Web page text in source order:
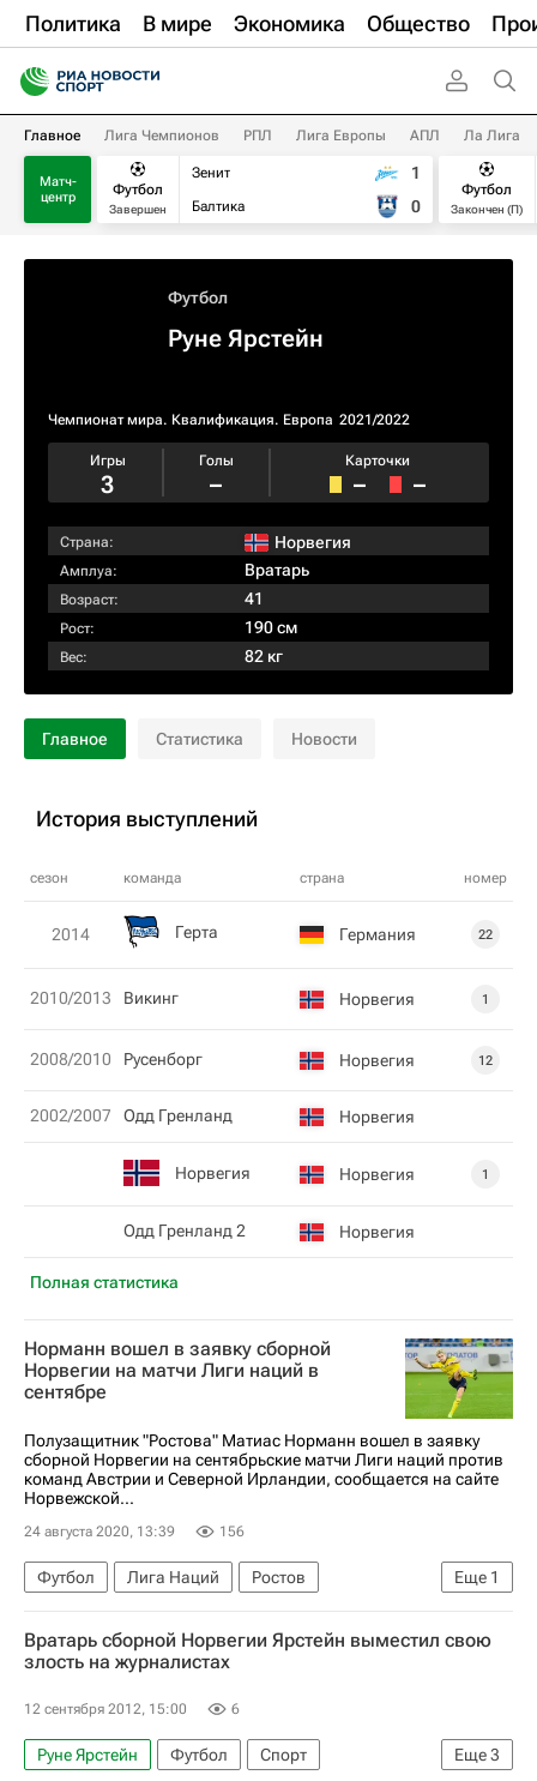
Политика В мире Экономика Общество
Главное Лига Чемпионов РПЛ Лига Европы АПЛ Ла Лига
Матч-
центр
Футбол
Завершен
Зенит
Балтика
1
0
Футбол
Закончен (П)
Футбол
Руне Ярстейн
Чемпионат мира. Квалификация. Европа 2021/2022
Игры
3
Голы
–
Карточки
– –
Страна: Норвегия
Амплуа: Вратарь
Возраст: 41
Рост: 190 см
Вес: 82 кг
Главное Статистика Новости
История выступлений
сезон команда страна номер
Полная статистика
2014 Герта Германия 22
2010/2013 Викинг Норвегия 1
2008/2010 Русенборг Норвегия 12
2002/2007 Одд Гренланд Норвегия
Норвегия Норвегия 1
Одд Гренланд 2 Норвегия
Норманн вошел в заявку сборной
Норвегии на матчи Лиги наций в
сентябре
Полузащитник "Ростова" Матиас Норманн вошел в заявку
сборной Норвегии на сентябрьские матчи Лиги наций против
команд Австрии и Северной Ирландии, сообщается на сайте
Норвежской...
24 августа 2020, 13:39 156
Еще 1
Футбол Лига Наций
Ростов
Матиас Норманн
Вратарь сборной Норвегии Ярстейн выместил свою
злость на журналистах
12 сентября 2012, 15:00 6
Еще3
Руне Ярстейн Футбол
Спорт